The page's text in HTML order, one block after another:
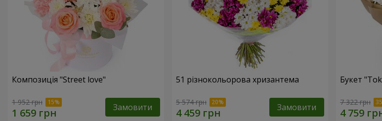
Композиція "Street love"
1 952 грн Замовити
51 різнокольорова хризантема
5 574 грн Замовити
Букет
7 322 грн